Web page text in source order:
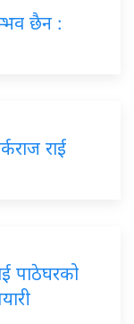
छैन :
राई
पाठेघरको